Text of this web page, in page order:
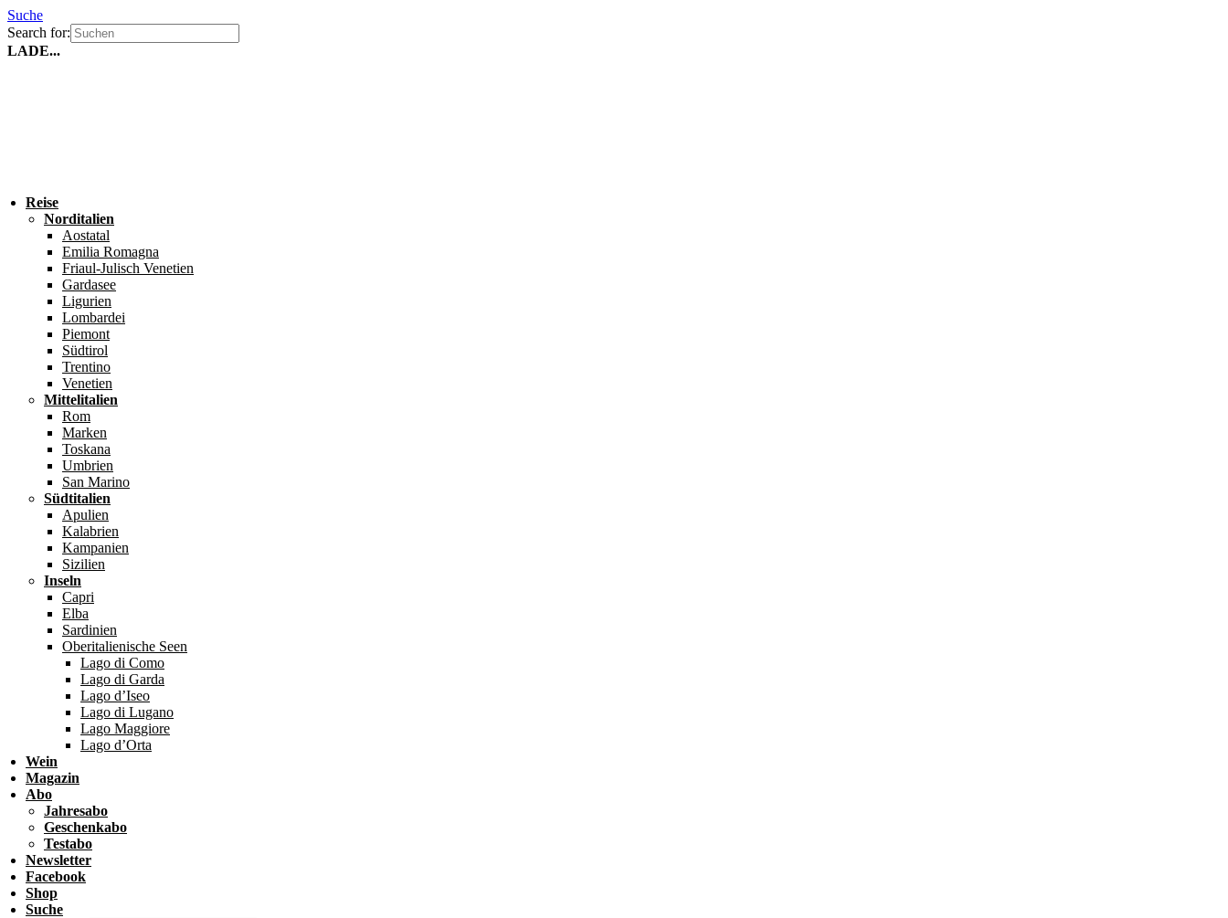
Suche
Search for:
LADE...
Reise
Norditalien
Aostatal
Emilia Romagna
Friaul-Julisch Venetien
Gardasee
Ligurien
Lombardei
Piemont
Südtirol
Trentino
Venetien
Mittelitalien
Rom
Marken
Toskana
Umbrien
San Marino
Südtitalien
Apulien
Kalabrien
Kampanien
Sizilien
Inseln
Capri
Elba
Sardinien
Oberitalienische Seen
Lago di Como
Lago di Garda
Lago d’Iseo
Lago di Lugano
Lago Maggiore
Lago d’Orta
Wein
Magazin
Abo
Jahresabo
Geschenkabo
Testabo
Newsletter
Facebook
Shop
Suche